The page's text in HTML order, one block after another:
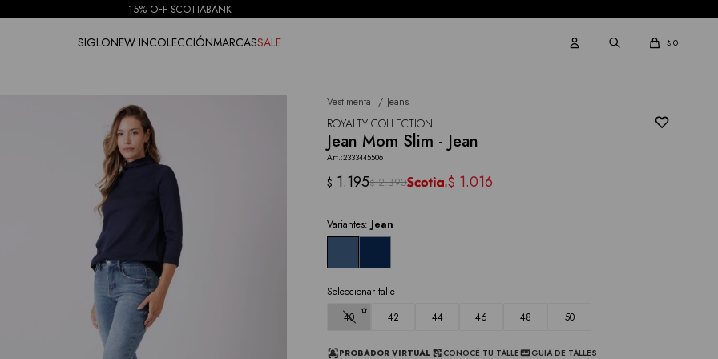
15% OFF SCOTIABANK
SIGLONEW INCOLECCIÓNMARCASSALE $ 0
Vestimenta Jeans
ROYALTY COLLECTION
Jean Mom Slim - Jean
2333445506
$ 1.195$ 2.390 $ 1.016
Variantes: Jean
Seleccionar talle
40
42 44 46 48 50
PROBADOR VIRTUAL CONOCÉ TU TALLE GUIA DE TALLES
NOTIFICARME